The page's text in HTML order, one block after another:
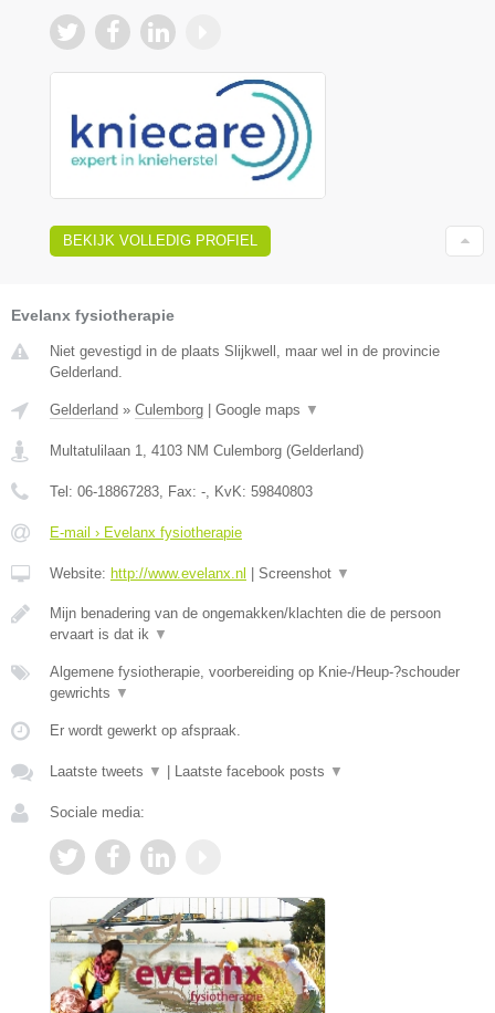
BEKIJK VOLLEDIG PROFIEL
Evelanx fysiotherapie
Niet gevestigd in de plaats Slijkwell, maar wel in de provincie
Gelderland.
Gelderland » Culemborg Google maps ▼
Multatulilaan 1 4103 NM Culemborg (Gelderland)
Tel: 06-18867283 , Fax: - , KvK: 59840803
E-mail › Evelanx fysiotherapie
Website: http://www.evelanx.nl Screenshot ▼
Mijn benadering van de ongemakken/klachten die de persoon
ervaart is dat ik ▼
Algemene fysiotherapie, voorbereiding op Knie-/Heup-?schouder
gewrichts ▼
Er wordt gewerkt op afspraak.
Laatste tweets ▼ Laatste facebook posts ▼
Sociale media: